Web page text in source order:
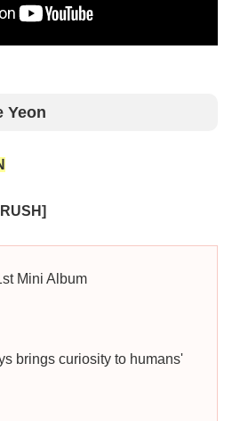
Yeon
Mini Album
brings curiosity to humans'